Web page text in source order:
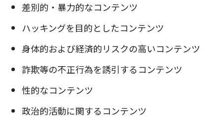
差別的・暴力的なコンテンツ
ハッキングを目的としたコンテンツ
身体的および経済的リスクの高いコンテンツ
詐欺等の不正行為を誘引するコンテンツ
性的なコンテンツ
政治的活動に関するコンテンツ